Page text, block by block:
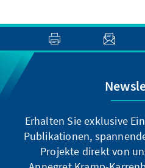
Erhalten Sie exklusive
Publikationen,
Projekte direkt von